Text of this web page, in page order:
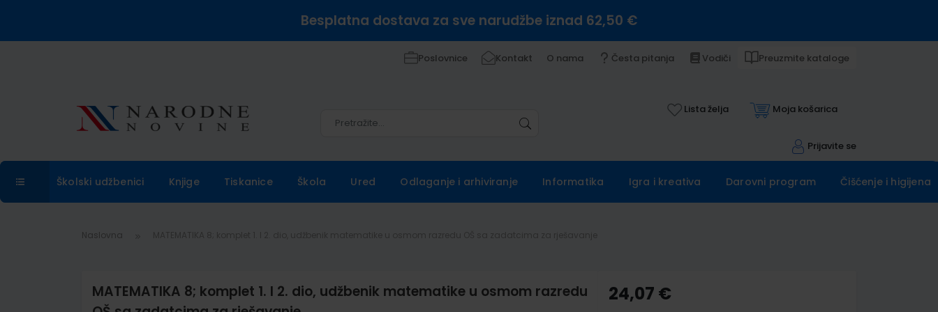
Besplatna dostava za sve narudžbe iznad 62,50 €
Poslovnice Kontakt O nama Česta pitanja Vodiči Preuzmite kataloge
Lista želja Moja košarica
Prijavite se
Školski udžbenici Knjige Tiskanice Škola Ured Odlaganje i arhiviranje Informatika Igra i kreativa Darovni program Čišćenje i higijena
Naslovna
MATEMATIKA 8; komplet 1. I 2. dio, udžbenik matematike u osmom razredu
24,07 €